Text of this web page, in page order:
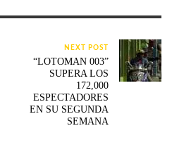
NEXT POST
“LOTOMAN 003”
SUPERA LOS
172,000
ESPECTADORES
EN SU SEGUNDA
SEMANA